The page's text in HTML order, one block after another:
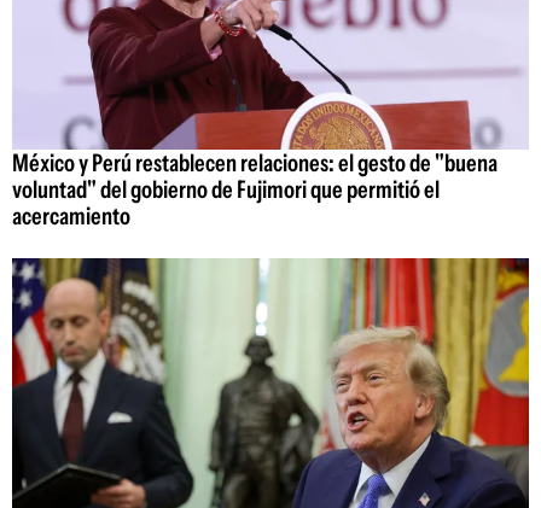
México y Perú restablecen relaciones: el gesto de "buena
voluntad" del gobierno de Fujimori que permitió el
acercamiento